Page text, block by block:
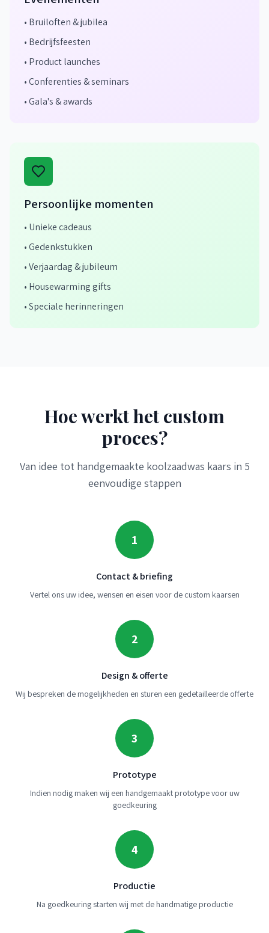
• Bruiloften & jubilea
• Bedrijfsfeesten
• Product launches
• Conferenties & seminars
• Gala's & awards
Persoonlijke momenten
• Unieke cadeaus
• Gedenkstukken
• Verjaardag & jubileum
• Housewarming gifts
• Speciale herinneringen
Hoe werkt het custom
proces?
Van idee tot handgemaakte koolzaadwas kaars in 5
eenvoudige stappen
1
Contact & briefing
Vertel ons uw idee, wensen en eisen voor de custom kaarsen
2
Design & offerte
Wij bespreken de mogelijkheden en sturen een gedetailleerde offerte
3
Prototype
Indien nodig maken wij een handgemaakt prototype voor uw
goedkeuring
4
Productie
Na goedkeuring starten wij met de handmatige productie